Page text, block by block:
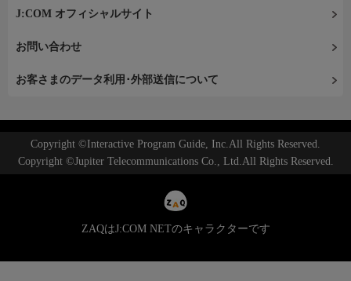
J:COM オフィシャルサイト
お問い合わせ
お客さまのデータ利用･外部送信について
Copyright ©Interactive Program Guide, Inc.All Rights Reserved.
Copyright ©Jupiter Telecommunications Co., Ltd.All Rights Reserved.
ZAQはJ:COM NETのキャラクターです